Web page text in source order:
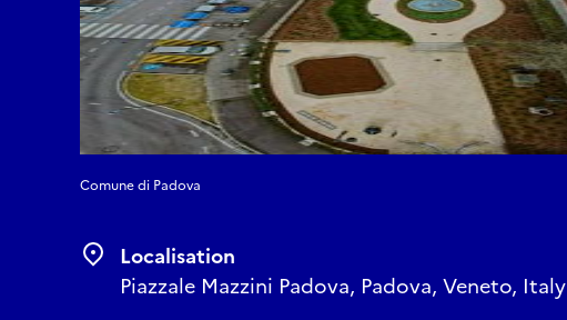
Comune di Padova
Localisation
Piazzale Mazzini Padova, Padova, Veneto, Italy